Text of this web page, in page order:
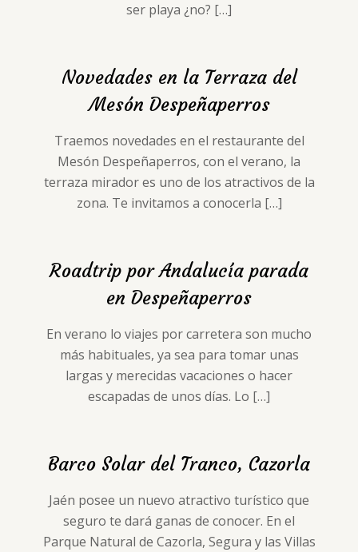
ser playa ¿no? […]
Novedades en la Terraza del
Mesón Despeñaperros
Traemos novedades en el restaurante del
Mesón Despeñaperros, con el verano, la
terraza mirador es uno de los atractivos de la
zona. Te invitamos a conocerla […]
Roadtrip por Andalucía parada
en Despeñaperros
En verano lo viajes por carretera son mucho
más habituales, ya sea para tomar unas
largas y merecidas vacaciones o hacer
escapadas de unos días. Lo […]
Barco Solar del Tranco, Cazorla
Jaén posee un nuevo atractivo turístico que
seguro te dará ganas de conocer. En el
Parque Natural de Cazorla, Segura y las Villas